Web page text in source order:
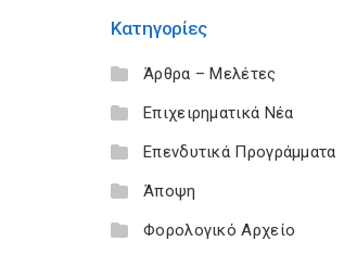
Κατηγορίες
Άρθρα – Μελέτες
Επιχειρηματικά Νέα
Επενδυτικά Προγράμματα
Άποψη
Φορολογικό Αρχείο